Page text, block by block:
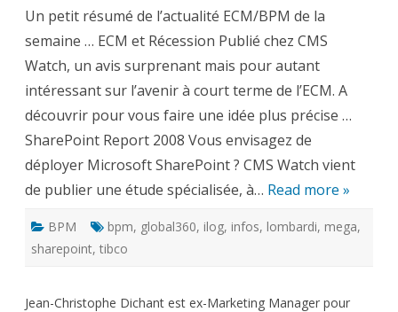
semaine
Un petit résumé de l’actualité ECM/BPM de la
semaine … ECM et Récession Publié chez CMS
Watch, un avis surprenant mais pour autant
intéressant sur l’avenir à court terme de l’ECM. A
découvrir pour vous faire une idée plus précise …
SharePoint Report 2008 Vous envisagez de
déployer Microsoft SharePoint ? CMS Watch vient
de publier une étude spécialisée, à… Read more »
BPM bpm, global360, ilog, infos, lombardi, mega,
sharepoint, tibco
Jean-Christophe Dichant est ex-Marketing Manager pour